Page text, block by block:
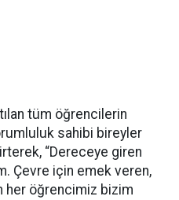
tüm öğrencilerin
sahibi bireyler
“Dereceye giren
Çevre için emek veren,
her öğrencimiz bizim